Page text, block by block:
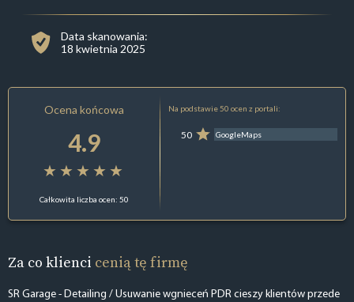
Data skanowania:
18 kwietnia 2025
Ocena końcowa
4.9
Całkowita liczba ocen: 50
Na podstawie 50 ocen z portali:
50 GoogleMaps
Za co klienci cenią tę firmę
SR Garage - Detailing / Usuwanie wgnieceń PDR cieszy klientów przede